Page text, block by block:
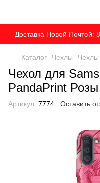
Доставка Новой Почтой:
Каталог Чехлы Чехлы
Чехол для
PandaPrint
Артикул: 7774 Оставить